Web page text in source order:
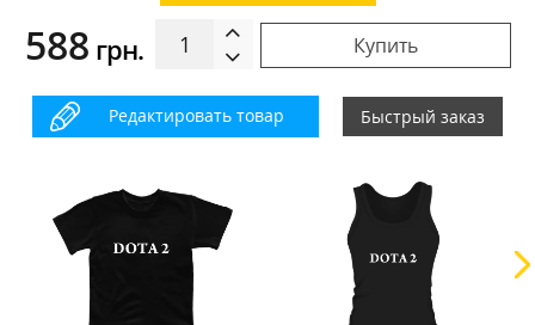
588 грн. Купить
Редактировать товар Быстрый заказ